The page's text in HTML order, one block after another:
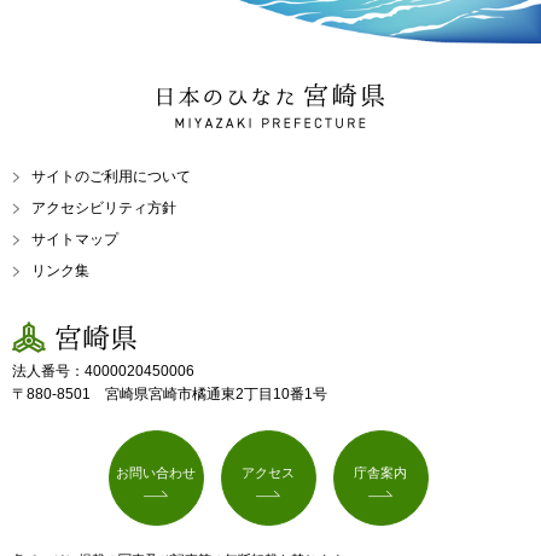
日本のひなた 宮崎県
MIYAZAKI PREFECTURE
サイトのご利用について
アクセシビリティ方針
サイトマップ
リンク集
宮崎県
法人番号：4000020450006
〒880-8501 宮崎県宮崎市橘通東2丁目10番1号
お問い合わせ アクセス 庁舎案内